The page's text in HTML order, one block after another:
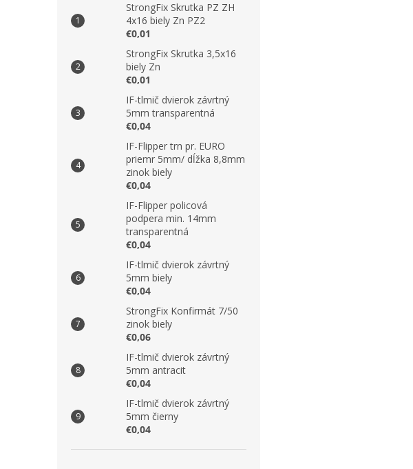
StrongFix Skrutka PZ ZH
4x16 biely Zn PZ2
€0,01
StrongFix Skrutka 3,5x16
biely Zn
€0,01
IF-tlmič dvierok závrtný
5mm transparentná
€0,04
IF-Flipper trn pr. EURO
priemr 5mm/ dĺžka 8,8mm
zinok biely
€0,04
IF-Flipper policová
podpera min. 14mm
transparentná
€0,04
IF-tlmič dvierok závrtný
5mm biely
€0,04
StrongFix Konfirmát 7/50
zinok biely
€0,06
IF-tlmič dvierok závrtný
5mm antracit
€0,04
IF-tlmič dvierok závrtný
5mm čierny
€0,04